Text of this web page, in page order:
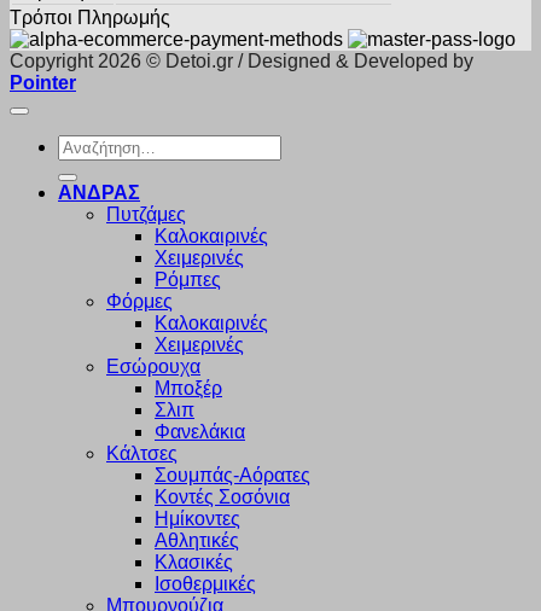
Τρόποι Πληρωμής
Copyright 2026 © Detoi.gr / Designed & Developed by
Pointer
Αναζήτηση
για:
ΑΝΔΡΑΣ
Πυτζάμες
Καλοκαιρινές
Χειμερινές
Ρόμπες
Φόρμες
Καλοκαιρινές
Χειμερινές
Εσώρουχα
Μποξέρ
Σλιπ
Φανελάκια
Κάλτσες
Σουμπάς-Αόρατες
Κοντές Σοσόνια
Ημίκοντες
Αθλητικές
Κλασικές
Ισοθερμικές
Μπουρνούζια